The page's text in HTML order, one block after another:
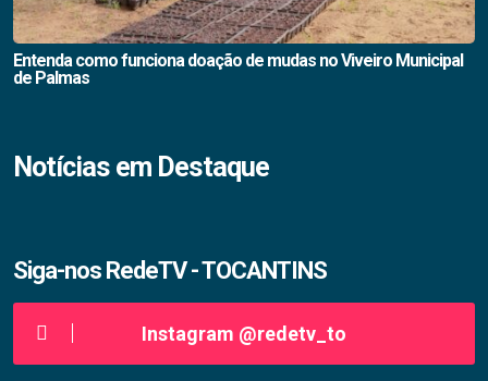
Entenda como funciona doação de mudas no Viveiro Municipal
de Palmas
Notícias em Destaque
Siga-nos RedeTV - TOCANTINS
Instagram @redetv_to